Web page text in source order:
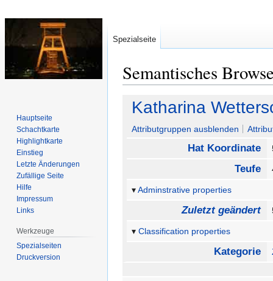
Semantisches
Zur
Navigation
springen
Zur
Suche
springen
Katharina
Attributgruppen ausblenden
Hat Koordinate
Teufe
Adminstrative properties
Zuletzt geändert
Classification properties
Kategorie
Spezialseite
Hauptseite
Schachtkarte
Highlightkarte
Einstieg
Letzte Änderungen
Zufällige Seite
Hilfe
Impressum
Links
Werkzeuge
Spezialseiten
Druckversion